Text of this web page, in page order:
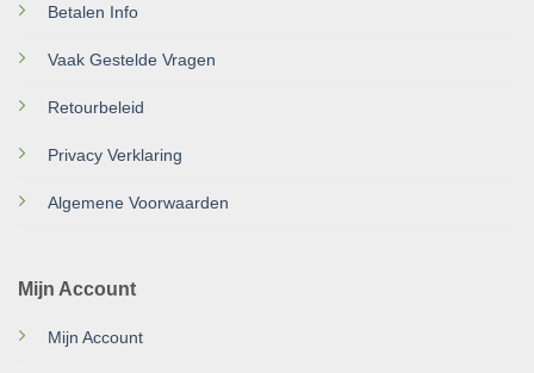
Betalen Info
Vaak Gestelde Vragen
Retourbeleid
Privacy Verklaring
Algemene Voorwaarden
Mijn Account
Mijn Account